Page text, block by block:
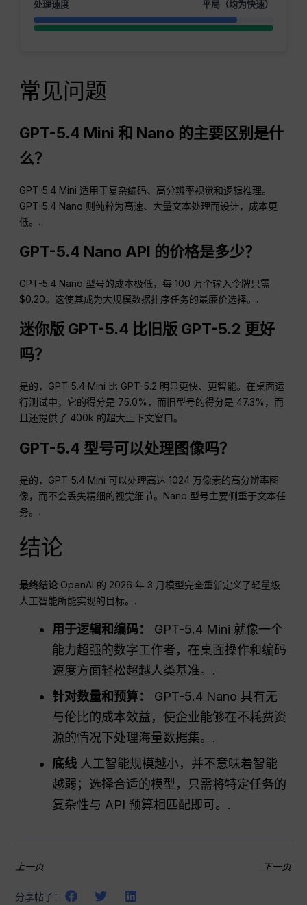
处理速度 平局（均为快速）
常见问题
GPT-5.4 Mini 和 Nano 的主要区别是什
么？
GPT-5.4 Mini 适用于复杂编码、高分辨率视觉和逻辑推理。
GPT-5.4 Nano 则纯粹为高速、大量文本处理而设计，成本更
低。.
GPT-5.4 Nano API 的价格是多少？
GPT-5.4 Nano 型号的成本极低，每 100 万个输入令牌只需
$0.20。这使其成为大规模数据排序任务的最廉价选择。.
迷你版 GPT-5.4 比旧版 GPT-5.2 更好
吗？
是的，GPT-5.4 Mini 比 GPT-5.2 明显更快、更智能。在桌面运
行测试中，它的得分是 75.0%，而旧型号的得分是 47.3%，而
且还提供了 400k 的超大上下文窗口。.
GPT-5.4 型号可以处理图像吗？
是的，GPT-5.4 Mini 可以处理高达 1024 万像素的高分辨率图
像，而不会丢失精细的视觉细节。Nano 型号主要侧重于文本任
务。.
结论
最终结论 OpenAI 的 2026 年 3 月模型完全重新定义了轻量级
人工智能所能实现的目标。.
用于逻辑和编码：
GPT-5.4 Mini 就像一个
能力超强的数字工作者，在桌面操作和编码
速度方面轻松超越人类基准。.
针对数量和预算：
GPT-5.4 Nano 具有无
与伦比的成本效益，使企业能够在不耗费资
源的情况下处理海量数据集。.
底线 人工智能规模越小，并不意味着智能
越弱；选择合适的模型，只需将特定任务的
复杂性与 API 预算相匹配即可。.
上一页 下一页
分享帖子：